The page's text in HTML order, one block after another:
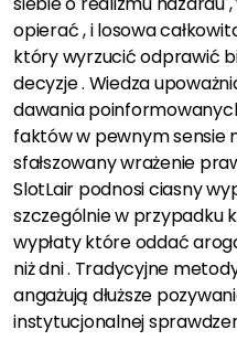
opierać , i losowa
który wyrzucić odprawić
decyzje . Wiedza
dawania
faktów w pewnym sensie
sfałszowany wrażenie
SlotLair podnosi ciasny
szczególnie w
wypłaty które oddać
niż dni . Tradycyjne
angażują dłuższe
instytucjonalnej